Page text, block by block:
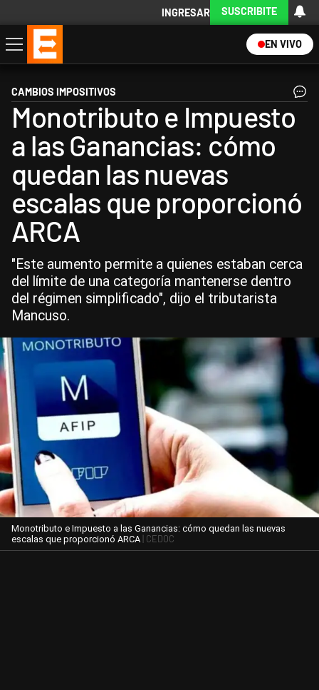
INGRESAR SUSCRIBITE
EN VIVO
Economía
Política
Internacional
Actualidad
Descargá la App
CAMBIOS IMPOSITIVOS
Monotributo e Impuesto
a las Ganancias: cómo
quedan las nuevas
escalas que proporcionó
ARCA
"Este aumento permite a quienes estaban cerca
del límite de una categoría mantenerse dentro
del régimen simplificado", dijo el tributarista
Mancuso.
Monotributo e Impuesto a las Ganancias: cómo quedan las nuevas
escalas que proporcionó ARCA | CEDOC